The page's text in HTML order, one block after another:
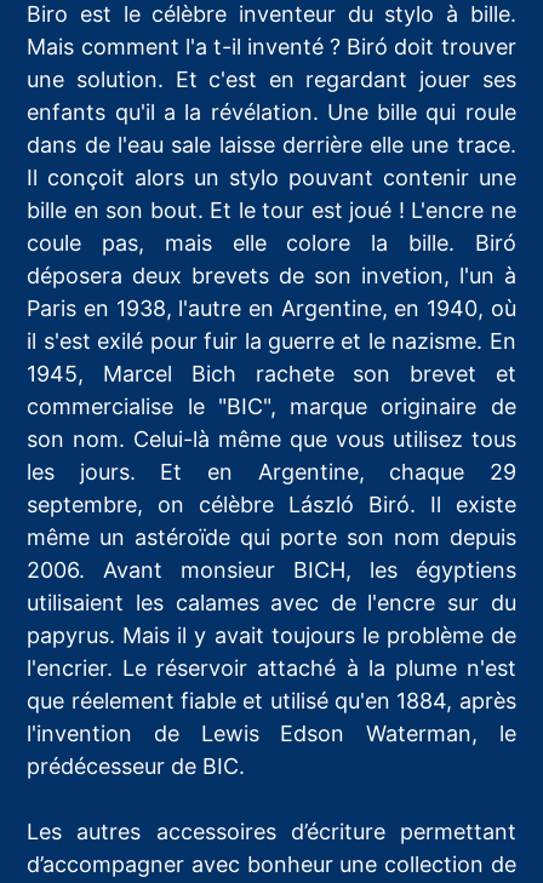
Biro est le célèbre inventeur du stylo à bille.
Mais comment l'a t-il inventé ? Biró doit trouver
une solution. Et c'est en regardant jouer ses
enfants qu'il a la révélation. Une bille qui roule
dans de l'eau sale laisse derrière elle une trace.
Il conçoit alors un stylo pouvant contenir une
bille en son bout. Et le tour est joué ! L'encre ne
coule pas, mais elle colore la bille. Biró
déposera deux brevets de son invetion, l'un à
Paris en 1938, l'autre en Argentine, en 1940, où
il s'est exilé pour fuir la guerre et le nazisme. En
1945, Marcel Bich rachete son brevet et
commercialise le "BIC", marque originaire de
son nom. Celui-là même que vous utilisez tous
les jours. Et en Argentine, chaque 29
septembre, on célèbre László Biró. Il existe
même un astéroïde qui porte son nom depuis
2006. Avant monsieur BICH, les égyptiens
utilisaient les calames avec de l'encre sur du
papyrus. Mais il y avait toujours le problème de
l'encrier. Le réservoir attaché à la plume n'est
que réelement fiable et utilisé qu'en 1884, après
l'invention de Lewis Edson Waterman, le
prédécesseur de BIC.
Les autres accessoires d’écriture permettant
d’accompagner avec bonheur une collection de